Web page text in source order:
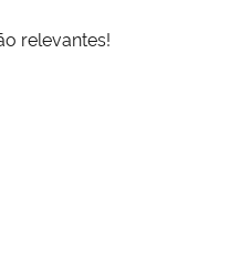
relevantes!